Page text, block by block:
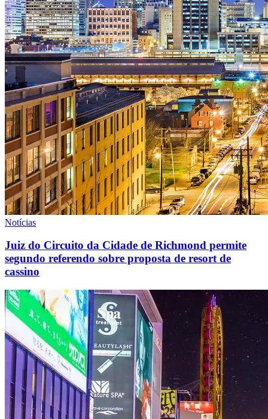
Notícias
Juiz do Circuito da Cidade de Richmond permite
segundo referendo sobre proposta de resort de
cassino